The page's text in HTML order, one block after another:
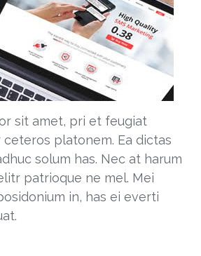
sit amet, pri et feugiat
ceteros platonem. Ea dictas
solum has. Nec at harum
patrioque ne mel. Mei
in, has ei everti